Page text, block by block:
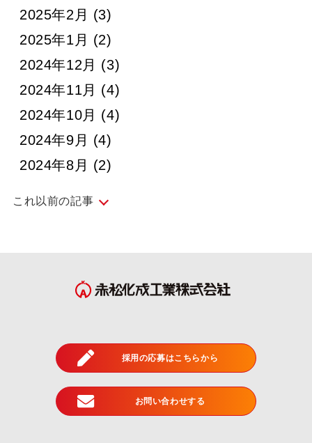
2025年2月 (3)
2025年1月 (2)
2024年12月 (3)
2024年11月 (4)
2024年10月 (4)
2024年9月 (4)
2024年8月 (2)
これ以前の記事
2024年5月 (5)
2024年2月
2024年1月(1)
2023年12月(3)
採用の応募はこちらから
お問い合わせする